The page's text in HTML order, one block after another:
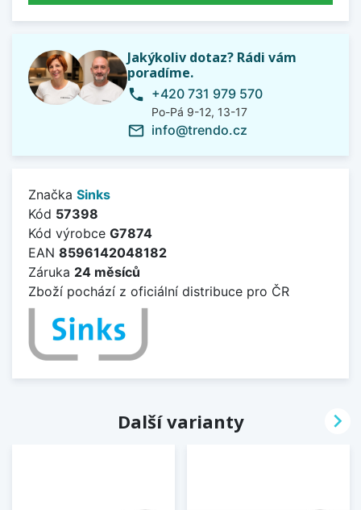
Jakýkoliv dotaz? Rádi vám
poradíme.
phone +420 731 979 570
Po-Pá 9-12, 13-17
mail_outline info@trendo.cz
Značka Sinks
Kód 57398
Kód výrobce G7874
EAN 8596142048182
Záruka 24 měsíců
Zboží pochází z oficiální distribuce pro ČR
Další varianty 